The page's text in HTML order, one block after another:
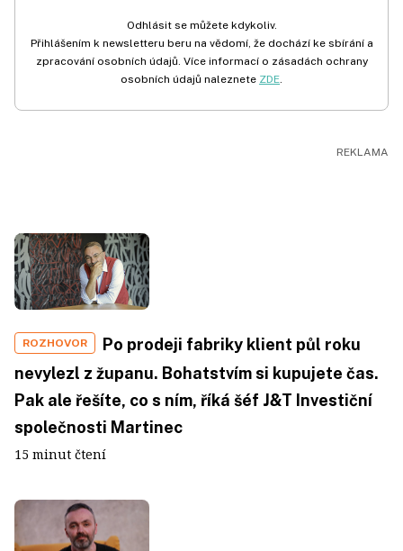
Odhlásit se můžete kdykoliv.
Přihlášením k newsletteru beru na vědomí, že dochází ke sbírání a
zpracování osobních údajů. Více informací o zásadách ochrany
osobních údajů naleznete ZDE.
ROZHOVOR
Po prodeji fabriky klient půl roku
nevylezl z županu. Bohatstvím si kupujete čas.
Pak ale řešíte, co s ním, říká šéf J&T Investiční
společnosti Martinec
15 minut čtení